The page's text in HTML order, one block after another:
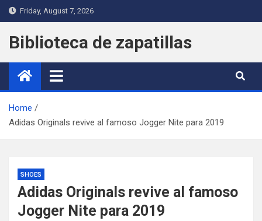
Skip
to
content
Friday, August 7, 2026
Biblioteca de zapatillas
Home
Adidas Originals revive al famoso Jogger Nite para 2019
SHOES
Adidas Originals revive al famoso
Jogger Nite para 2019